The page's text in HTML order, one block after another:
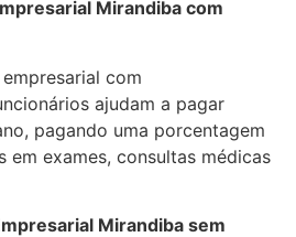
Mirandiba com
com
ajudam a pagar
pagando uma porcentagem
em exames, consultas médicas
Mirandiba sem